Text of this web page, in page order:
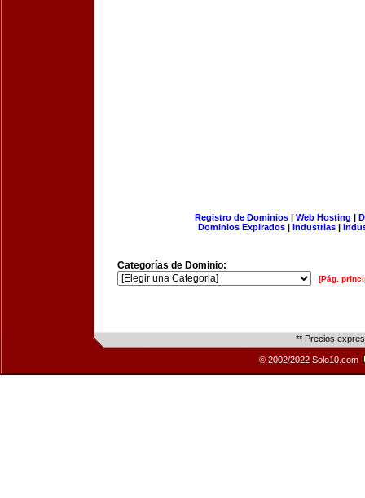
Registro de Dominios| Web Hosting |
Dominios Expirados | Industrias |
Categorías de Dominio:
[Pág.
** Precios
© 2002/2022 Solo10.com